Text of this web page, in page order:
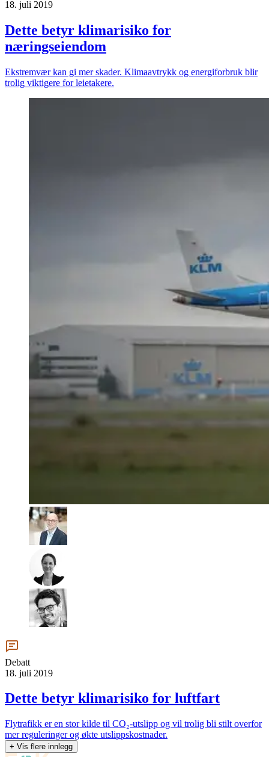
18. juli 2019
Dette betyr klimarisiko for
næringseiendom
Ekstremvær kan gi mer skader. Klimaavtrykk og energiforbruk blir
trolig viktigere for leietakere.
Debatt
18. juli 2019
Dette betyr klimarisiko for luftfart
Flytrafikk er en stor kilde til CO₂-utslipp og vil trolig bli stilt overfor
mer reguleringer og økte utslippskostnader.
+ Vis flere innlegg